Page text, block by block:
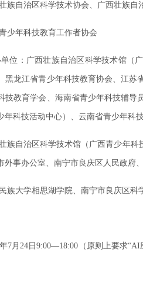
自治区科学技术协会、广西壮族自
年科技教育工作者协会
：广西壮族自治区科学技术馆（广
黑龙江省青少年科技教育协会、江
技教育学会、海南省青少年科技辅
年科技活动中心）、云南省青少年
自治区科学技术馆（广西青少年科
外事办公室、南宁市良庆区人民政府
大学相思湖学院、南宁市良庆区科
24日9:00—18:00（原则上要求“AI